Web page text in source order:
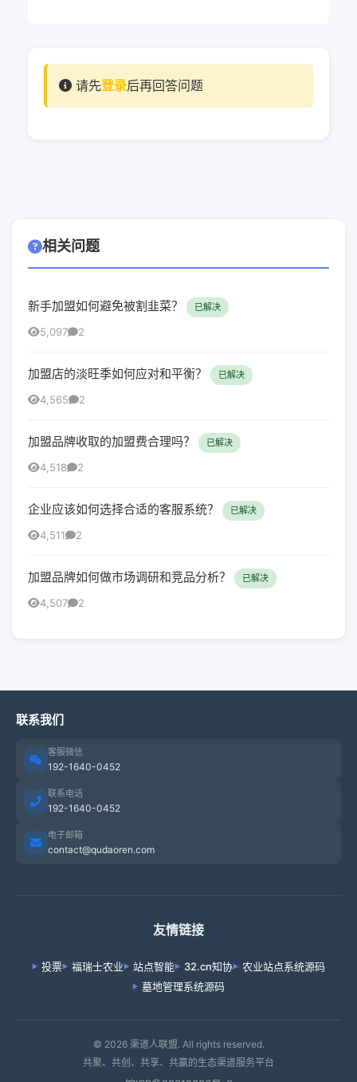
请先登录后再回答问题
相关问题
新手加盟如何避免被割韭菜？ 已解决
5,097 2
加盟店的淡旺季如何应对和平衡？ 已解决
4,565 2
加盟品牌收取的加盟费合理吗？ 已解决
4,518 2
企业应该如何选择合适的客服系统？ 已解决
4,511 2
加盟品牌如何做市场调研和竞品分析？ 已解决
4,507 2
联系我们
客服微信
192-1640-0452
联系电话
192-1640-0452
电子邮箱
contact@qudaoren.com
友情链接
投票 福瑞士农业 站点智能 32.cn知协
农业站点系统源码
墓地管理系统源码
© 2026 渠道人联盟. All rights reserved.
共聚、共创、共享、共赢的生态渠道服务平台